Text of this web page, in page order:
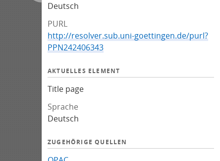
Deutsch
PURL
http://resolver.sub.uni-goettingen.de/purl?
PPN242406343
AKTUELLES ELEMENT
Title page
Sprache
Deutsch
ZUGEHÖRIGE QUELLEN